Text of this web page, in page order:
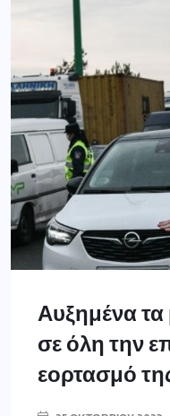
Αυξημένα τα
σε όλη την
εορτασμό